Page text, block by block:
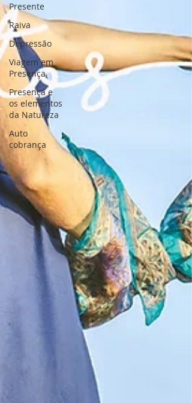
Presente
Raiva
Depressão
Viagem em
Presença
Presença e
os elementos
da Natureza
Auto
cobrança